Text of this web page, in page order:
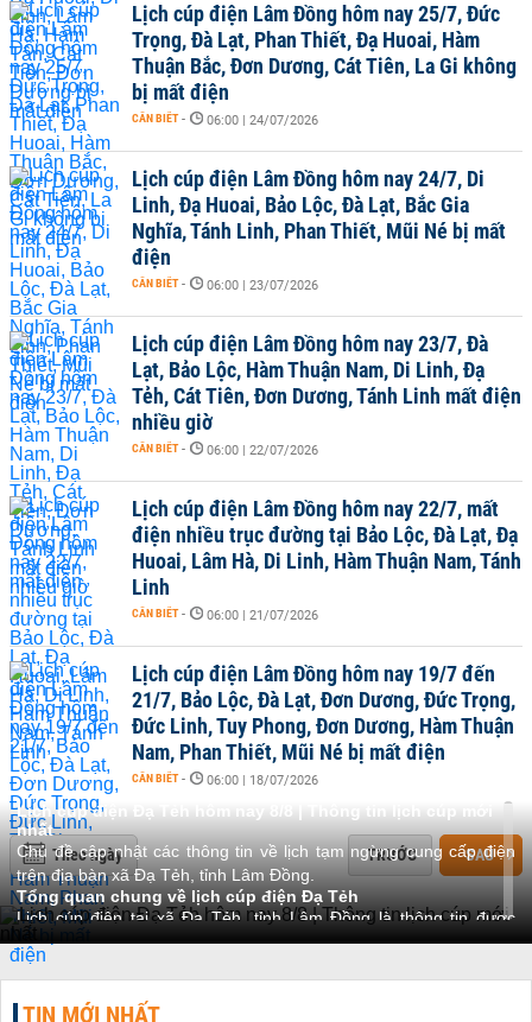
Lịch cúp điện Lâm Đồng hôm nay 25/7, Đức
Trọng, Đà Lạt, Phan Thiết, Đạ Huoai, Hàm
Thuận Bắc, Đơn Dương, Cát Tiên, La Gi không
bị mất điện
CẦN BIẾT - 06:00 | 24/07/2026
Lịch cúp điện Lâm Đồng hôm nay 24/7, Di
Linh, Đạ Huoai, Bảo Lộc, Đà Lạt, Bắc Gia
Nghĩa, Tánh Linh, Phan Thiết, Mũi Né bị mất
điện
CẦN BIẾT - 06:00 | 23/07/2026
Lịch cúp điện Lâm Đồng hôm nay 23/7, Đà
Lạt, Bảo Lộc, Hàm Thuận Nam, Di Linh, Đạ
Tẻh, Cát Tiên, Đơn Dương, Tánh Linh mất điện
nhiều giờ
CẦN BIẾT - 06:00 | 22/07/2026
Lịch cúp điện Lâm Đồng hôm nay 22/7, mất
điện nhiều trục đường tại Bảo Lộc, Đà Lạt, Đạ
Huoai, Lâm Hà, Di Linh, Hàm Thuận Nam, Tánh
Linh
CẦN BIẾT - 06:00 | 21/07/2026
Lịch cúp điện Lâm Đồng hôm nay 19/7 đến
21/7, Bảo Lộc, Đà Lạt, Đơn Dương, Đức Trọng,
Đức Linh, Tuy Phong, Đơn Dương, Hàm Thuận
Nam, Phan Thiết, Mũi Né bị mất điện
CẦN BIẾT - 06:00 | 18/07/2026
Theo ngày TRƯỚC SAU
Lịch cúp điện Đạ Tẻh hôm nay 8/8 | Thông tin lịch cúp mới
nhất
Chủ đề cập nhật các thông tin về lịch tạm ngừng cung cấp điện
trên địa bàn xã Đạ Tẻh, tỉnh Lâm Đồng.
Tổng quan chung về lịch cúp điện Đạ Tẻh
Lịch cúp điện tại xã Đạ Tẻh, tỉnh Lâm Đồng là thông tin được
nhiều người dân, doanh nghiệp và cơ sở sản xuất đặc biệt quan
tâm. Đây là kế hoạch do ngành điện lực công bố, nhằm thông báo
bảo trì, nâng cấp hoặc xử lý sự cố. Việc nắm rõ lịch cúp điện giúp
TIN MỚI NHẤT